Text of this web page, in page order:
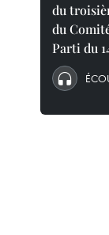
du
du
Parti du